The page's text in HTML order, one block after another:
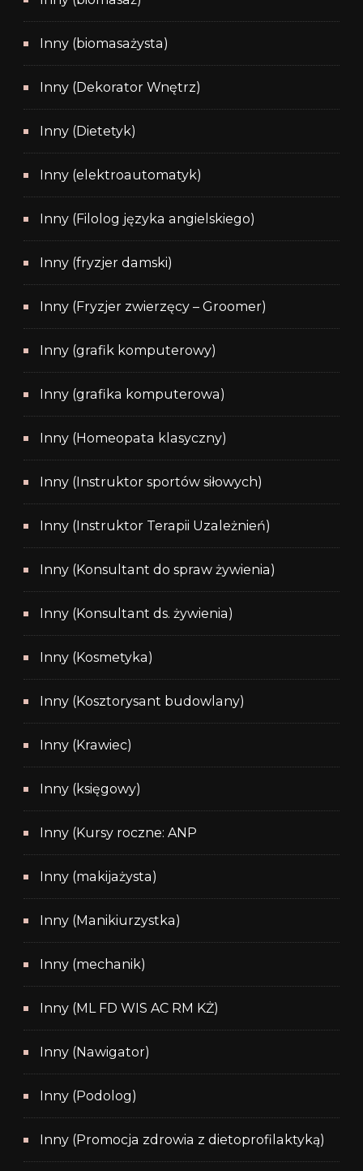
Inny (biomasażysta)
Inny (Dekorator Wnętrz)
Inny (Dietetyk)
Inny (elektroautomatyk)
Inny (Filolog języka angielskiego)
Inny (fryzjer damski)
Inny (Fryzjer zwierzęcy – Groomer)
Inny (grafik komputerowy)
Inny (grafika komputerowa)
Inny (Homeopata klasyczny)
Inny (Instruktor sportów siłowych)
Inny (Instruktor Terapii Uzależnień)
Inny (Konsultant do spraw żywienia)
Inny (Konsultant ds. żywienia)
Inny (Kosmetyka)
Inny (Kosztorysant budowlany)
Inny (Krawiec)
Inny (księgowy)
Inny (Kursy roczne: ANP
Inny (makijażysta)
Inny (Manikiurzystka)
Inny (mechanik)
Inny (ML FD WIS AC RM KŻ)
Inny (Nawigator)
Inny (Podolog)
Inny (Promocja zdrowia z dietoprofilaktyką)